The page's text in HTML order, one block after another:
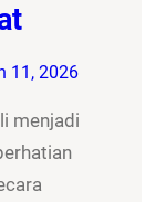
11, 2026
menjadi